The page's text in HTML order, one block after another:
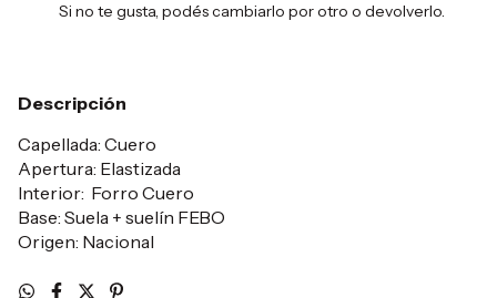
Si no te gusta, podés cambiarlo por otro o devolverlo.
Descripción
Capellada: Cuero
Apertura: Elastizada
Interior: Forro Cuero
Base: Suela + suelín FEBO
Origen: Nacional